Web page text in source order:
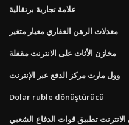
علامة تجارية برتقالية
معدلات الرهن العقاري معيار متغير
مخازن الأثاث على الانترنت مقفلة
وول مارت مركز الدفع عبر الإنترنت
Dolar ruble dönüştürücü
تطبيق قوات الدفاع الشعبي